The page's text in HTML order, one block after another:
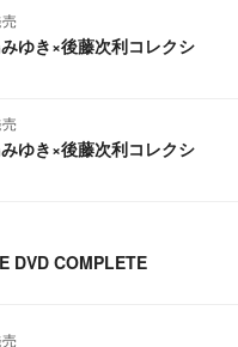
ゆき×後藤次利コレクシ
ゆき×後藤次利コレクシ
DVD COMPLETE